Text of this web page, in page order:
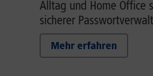
Alltag und Home Office
sicherer
Mehr erfahren